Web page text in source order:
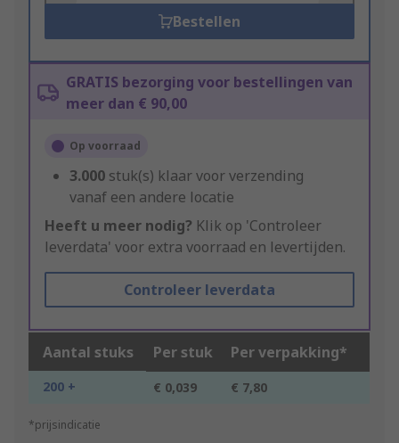
Bestellen
GRATIS bezorging voor bestellingen van
meer dan € 90,00
Op voorraad
3.000 stuk(s) klaar voor verzending
vanaf een andere locatie
Heeft u meer nodig? Klik op 'Controleer
leverdata' voor extra voorraad en levertijden.
Controleer leverdata
Aantal stuks Per stuk Per verpakking*
200 + € 0,039 € 7,80
*prijsindicatie